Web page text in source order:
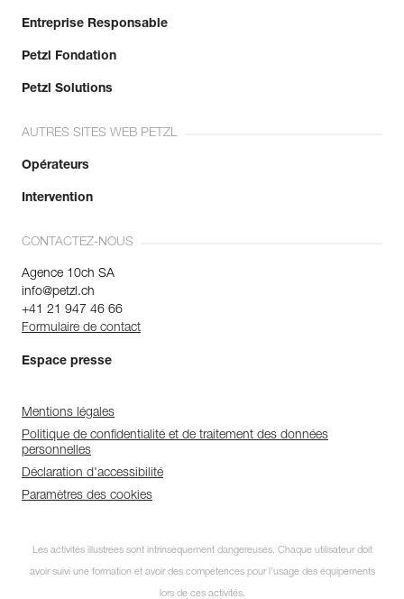
Entreprise Responsable
Petzl Fondation
Petzl Solutions
AUTRES SITES WEB PETZL
Opérateurs
Intervention
CONTACTEZ-NOUS
Agence 10ch SA
info@petzl.ch
+41 21 947 46 66
Formulaire de contact
Espace presse
Mentions légales
Politique de confidentialité et de traitement des données
personnelles
Déclaration d'accessibilité
Paramètres des cookies
Les activités illustrées sont intrinsèquement dangereuses. Chaque utilisateur doit
avoir suivi une formation et avoir des compétences pour l’usage des équipements
lors de ces activités.